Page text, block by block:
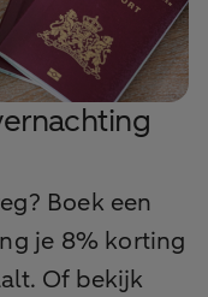
Boek een
je 8% korting
Of bekijk